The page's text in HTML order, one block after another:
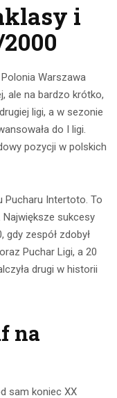
i
Warszawa
ale na bardzo krótko,
ligi, a w sezonie
do I ligi.
pozycji w polskich
Pucharu Intertoto. To
Największe sukcesy
gdy zespół zdobył
Puchar Ligi, a 20
drugi w historii
na
sam koniec XX